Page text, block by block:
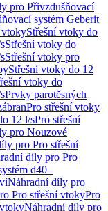
pro Přivzdušňovací
systém Geberit
vtokyStřešní vtoky do
Střešní vtoky do
Střešní vtoky pro
Střešní vtoky do 12
vtoky do
Prvky parotěsných
Pro střešní vtoky
12 l/sPro střešní
pro Nouzové
pro Pro střešní
díly pro Pro
d40–
Náhradní díly pro
Pro střešní vtokyPro
Náhradní díly pro